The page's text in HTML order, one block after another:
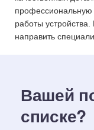
профессиональную
работы
направить
Вашей
списке?